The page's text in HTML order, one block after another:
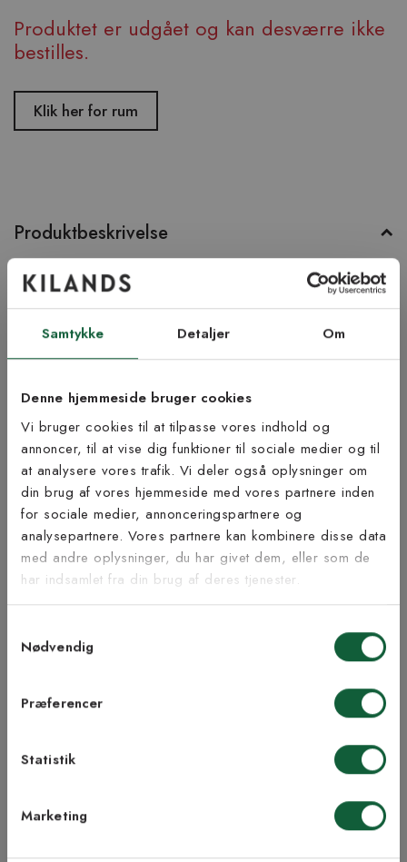
Samtykke Detaljer Om
Denne hjemmeside bruger cookies
Vi bruger cookies til at tilpasse vores indhold og
annoncer, til at vise dig funktioner til sociale medier og til
at analysere vores trafik. Vi deler også oplysninger om
din brug af vores hjemmeside med vores partnere inden
for sociale medier, annonceringspartnere og
analysepartnere. Vores partnere kan kombinere disse data
med andre oplysninger, du har givet dem, eller som de
har indsamlet fra din brug af deres tjenester.
Nødvendig
Præferencer
Statistik
Marketing
Produktet er udgået og kan desværre ikke
bestilles.
Klik her for rum
Produktbeskrivelse
Palma er et maskinvævet tæppe med et klassisk
medaljonmønster. Tæppet har en kort skåret luv og er lavet af
fnugfrit, syntetisk materiale.
Produktinformation
Bæredygtighed
Inspiration fra @kilandsofficial
Tilmeld dig vores
nyhedsbrev
Vær blandt de første til at modtage vores tilbud,
tips og nyheder.
Samtykke til Kilands vilkår
modtage nyhedsbreve fra Kilands